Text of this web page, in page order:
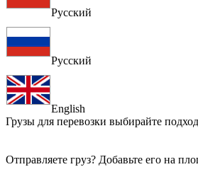
Русский
Русский
English
Грузы для перевозки выбирайте
Отправляете груз? Добавьте его на